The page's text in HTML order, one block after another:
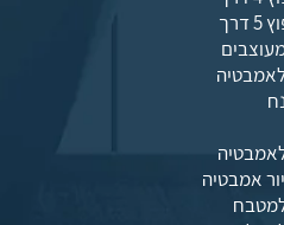
לאמבטיה
אמבטיה